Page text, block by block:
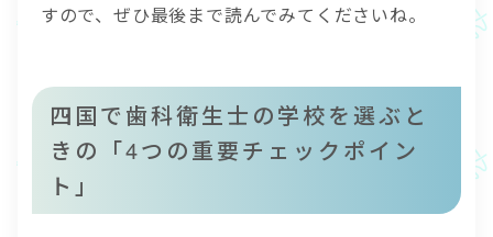
すので、ぜひ最後まで読んでみてくださいね。
四国で歯科衛生士の学校を選ぶと
きの「4つの重要チェックポイン
ト」